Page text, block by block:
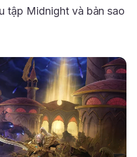
tập Midnight và bản sao